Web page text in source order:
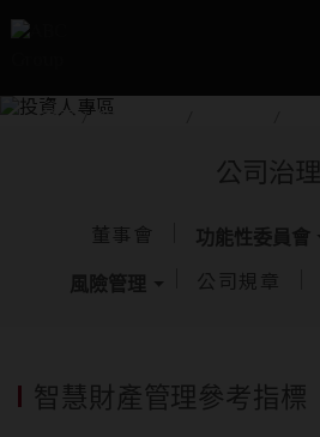
首頁/投資人專區
公司治理
董事會 功能性委員會
風險管理 公司規章
智慧財產管理參考指標